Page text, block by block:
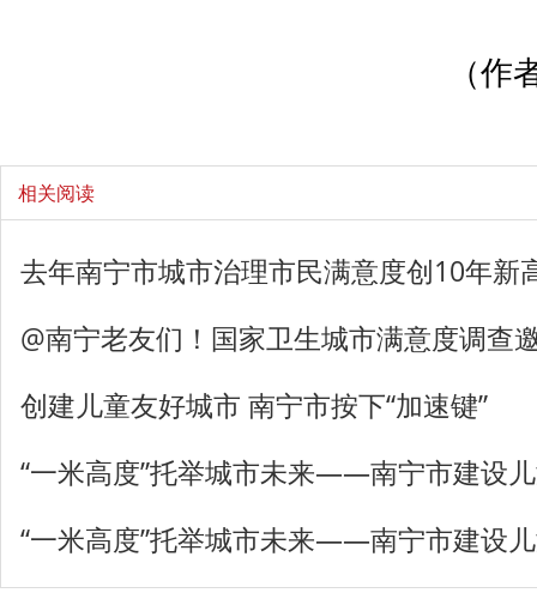
（作
相关阅读
去年南宁市城市治理市民满意度创10年新
@南宁老友们！国家卫生城市满意度调查
创建儿童友好城市 南宁市按下“加速键”
“一米高度”托举城市未来——南宁市建设
“一米高度”托举城市未来——南宁市建设